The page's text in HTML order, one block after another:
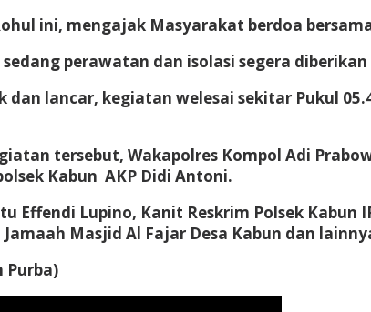
ini, mengajak Masyarakat berdoa
perawatan dan isolasi segera
dan lancar, kegiatan welesai sekitar Pukul
tersebut, Wakapolres Kompol Adi
Kabun AKP Didi Antoni.
Effendi Lupino, Kanit Reskrim Polsek Kabun
Jamaah Masjid Al Fajar Desa Kabun dan
Purba)